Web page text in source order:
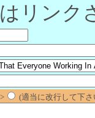
リンク
(適当に改行して下